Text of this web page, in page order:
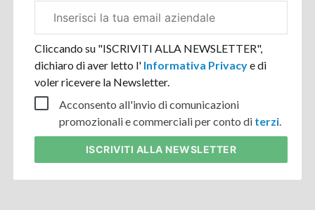
aziendale
Cliccando su "ISCRIVITI ALLA NEWSLETTER",
dichiaro di aver letto l' Informativa Privacye di
voler ricevere la Newsletter.
Acconsento all'invio di comunicazioni
promozionali e commerciali per conto di terzi.
ISCRIVITI ALLA NEWSLETTER